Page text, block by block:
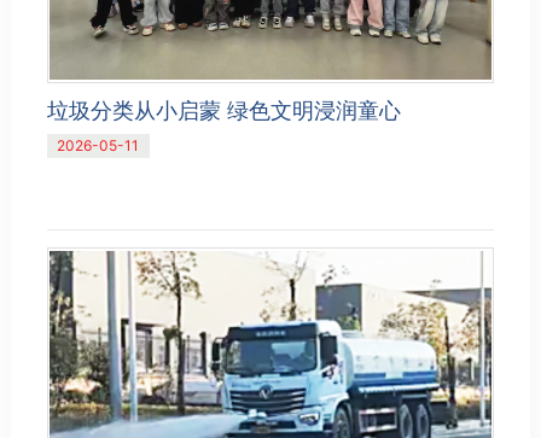
垃圾分类从小启蒙 绿色文明浸润童心
2026-05-11